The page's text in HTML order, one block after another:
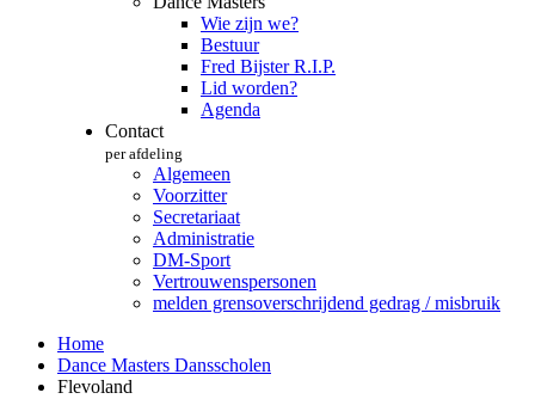
Wie zijn we?
Bestuur
Fred Bijster R.I.P.
Lid worden?
Agenda
Contact
per afdeling
Algemeen
Voorzitter
Secretariaat
Administratie
DM-Sport
Vertrouwenspersonen
melden grensoverschrijdend gedrag / misbruik
Home
Dance Masters Dansscholen
Flevoland